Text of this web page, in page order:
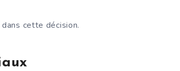
cette décision.